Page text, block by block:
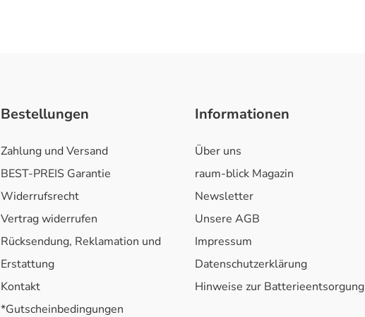
Bestellungen
Zahlung und Versand
BEST-PREIS Garantie
Widerrufsrecht
Vertrag widerrufen
Rücksendung, Reklamation und
Erstattung
Kontakt
*Gutscheinbedingungen
Informationen
Über uns
raum-blick Magazin
Newsletter
Unsere AGB
Impressum
Datenschutzerklärung
Hinweise zur Batterieentsorgung